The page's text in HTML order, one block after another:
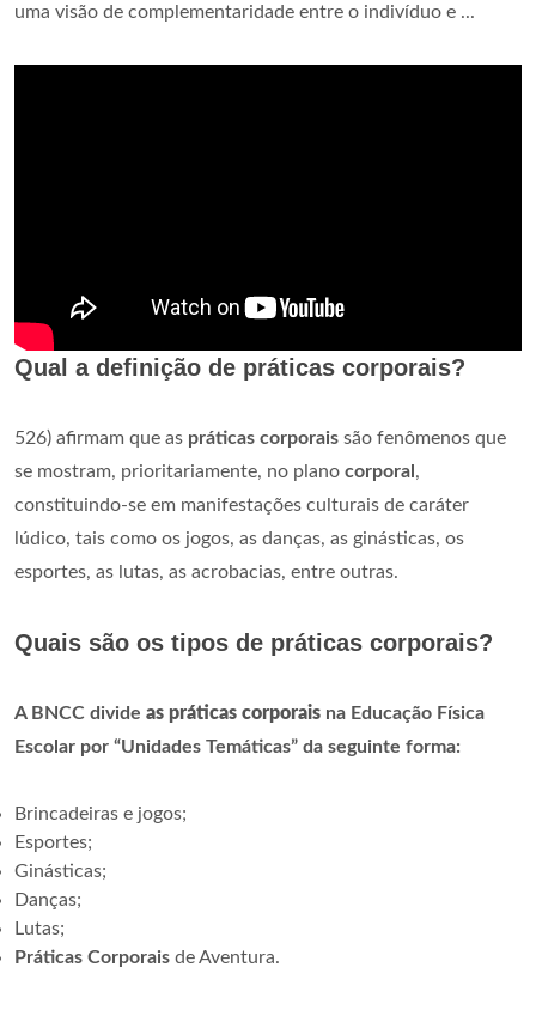
uma visão de complementaridade entre o indivíduo e ...
Qual a definição de práticas corporais?
526) afirmam que as práticas corporais são fenômenos que
se mostram, prioritariamente, no plano corporal ,
constituindo-se em manifestações culturais de caráter
lúdico, tais como os jogos, as danças, as ginásticas, os
esportes, as lutas, as acrobacias, entre outras.
Quais são os tipos de práticas corporais?
A BNCC divide as práticas corporais na Educação Física
Escolar por “Unidades Temáticas” da seguinte forma:
Brincadeiras e jogos;
Esportes;
Ginásticas;
Danças;
Lutas;
Práticas Corporais de Aventura.